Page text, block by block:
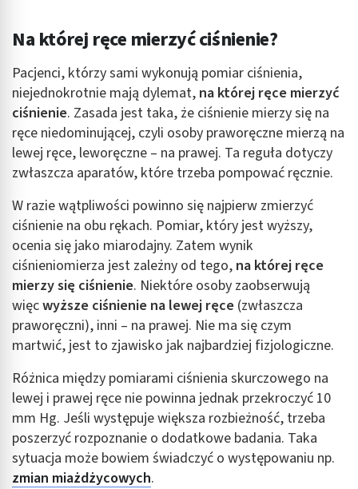
Na której ręce mierzyć ciśnienie?
Pacjenci, którzy sami wykonują pomiar ciśnienia,
niejednokrotnie mają dylemat, na której ręce mierzyć
ciśnienie. Zasada jest taka, że ciśnienie mierzy się na
ręce niedominującej, czyli osoby praworęczne mierzą na
lewej ręce, leworęczne – na prawej. Ta reguła dotyczy
zwłaszcza aparatów, które trzeba pompować ręcznie.
W razie wątpliwości powinno się najpierw zmierzyć
ciśnienie na obu rękach. Pomiar, który jest wyższy,
ocenia się jako miarodajny. Zatem wynik
ciśnieniomierza jest zależny od tego, na której ręce
mierzy się ciśnienie. Niektóre osoby zaobserwują
więcwyższe ciśnienie na lewej ręce (zwłaszcza
praworęczni), inni – na prawej. Nie ma się czym
martwić, jest to zjawisko jak najbardziej fizjologiczne.
Różnica między pomiarami ciśnienia skurczowego na
lewej i prawej ręce nie powinna jednak przekroczyć 10
mm Hg. Jeśli występuje większa rozbieżność, trzeba
poszerzyć rozpoznanie o dodatkowe badania. Taka
sytuacja może bowiem świadczyć o występowaniu np.
zmian miażdżycowych.